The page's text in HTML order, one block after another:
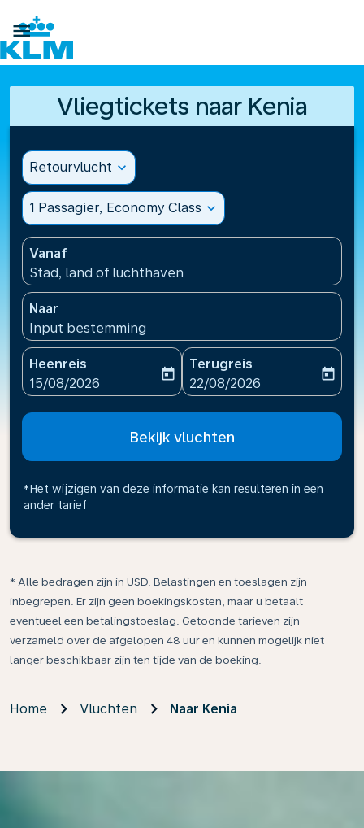

Vliegtickets naar Kenia
Retourvlucht expand_more
1 Passagier, Economy Class expand_more
Vanaf
Stad, land of luchthaven
Naar
Input bestemming
Heenreis
fc-booking-departure-date-aria-label
15/08/2026
today
Terugreis
fc-booking-return-date-
22/08/2026
today
Bekijk vluchten
*Het wijzigen van deze informatie kan resulteren in een
ander tarief
* Alle bedragen zijn in USD. Belastingen en toeslagen zijn
inbegrepen. Er zijn geen boekingskosten, maar u betaalt
eventueel een betalingstoeslag. Getoonde tarieven zijn
verzameld over de afgelopen 48 uur en kunnen mogelijk niet
langer beschikbaar zijn ten tijde van de boeking.
Home Vluchten Naar Kenia